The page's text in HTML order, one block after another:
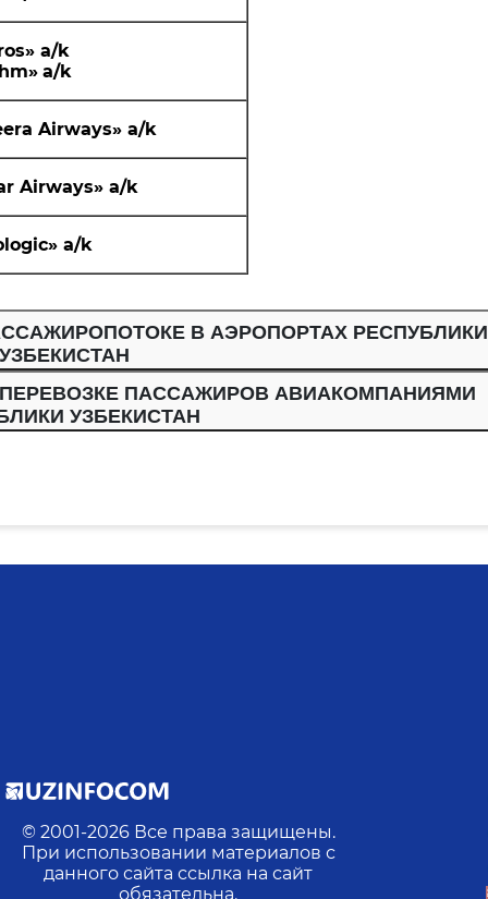
a/k
a/k
Airways» a/k
Airways» a/k
» a/k
В АЭРОПОРТАХ РЕСПУБЛИКИ
УЗБЕКИСТАН
ПАССАЖИРОВ АВИАКОМПАНИЯМИ
УЗБЕКИСТАН
© 2001-2026 Все права защищены.
При использовании материалов с
данного сайта ссылка на сайт
обязательна.